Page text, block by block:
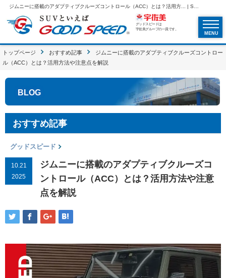
グッドスピードは
宇佐美グループの一員です。
MENU
トップページ おすすめ記事
ジムニーに搭載のアダプティブクルーズコントロー
ル（ACC）とは？活用方法や注意点を解説
BLOG
おすすめ記事
グッドスピード
10.21
2025
ジムニーに搭載のアダプティブクルーズコ
ントロール（ACC）とは？活用方法や注意
点を解説